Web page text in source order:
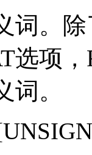
词。
选项，
词。